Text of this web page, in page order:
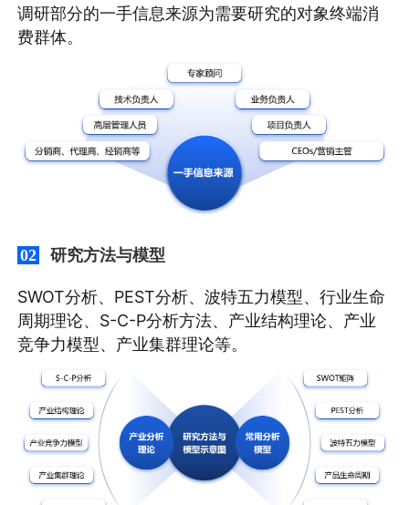
调研部分的一手信息来源为需要研究的对象终端消
费群体。
02 研究方法与模型
SWOT分析、PEST分析、波特五力模型、行业生命
周期理论、S-C-P分析方法、产业结构理论、产业
竞争力模型、产业集群理论等。